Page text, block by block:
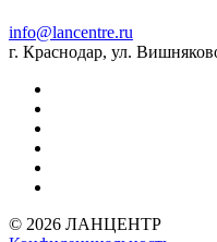
info@lancentre.ru
г. Краснодар, ул.
© 2026 ЛАНЦЕНТР